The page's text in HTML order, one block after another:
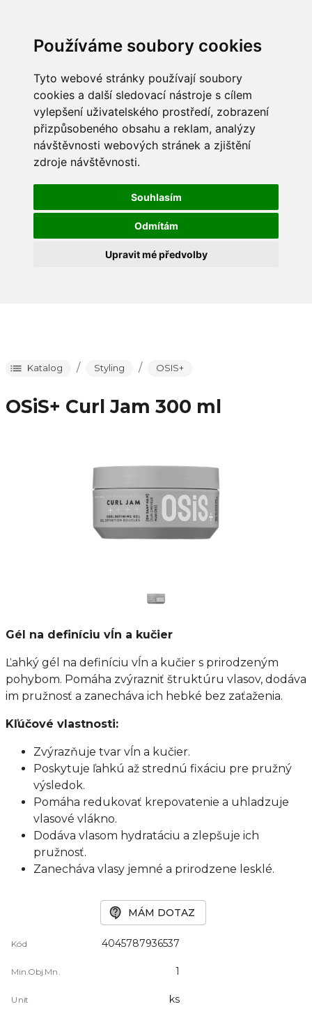
Používáme soubory cookies
Tyto webové stránky používají soubory
cookies a další sledovací nástroje s cílem
vylepšení uživatelského prostředí, zobrazení
přizpůsobeného obsahu a reklam, analýzy
návštěvnosti webových stránek a zjištění
zdroje návštěvnosti.
Souhlasím
Odmítám
Upravit mé předvolby
Katalog / Styling / OSIS+
Kód 4045787936537
Min.Obj.Mn. 1
Unit ks
OSiS+ Curl Jam 300 ml
Gél na definíciu vĺn a kučier
Ľahký gél na definíciu vĺn a kučier s prirodzeným
pohybom. Pomáha zvýrazniť štruktúru vlasov, dodáva
im pružnosť a zanecháva ich hebké bez zaťaženia.
Kľúčové vlastnosti:
Zvýrazňuje tvar vĺn a kučier.
Poskytuje ľahkú až strednú fixáciu pre pružný
výsledok.
Pomáha redukovať krepovatenie a uhladzuje
vlasové vlákno.
Dodáva vlasom hydratáciu a zlepšuje ich
pružnosť.
Zanecháva vlasy jemné a prirodzene lesklé.
MÁM DOTAZ